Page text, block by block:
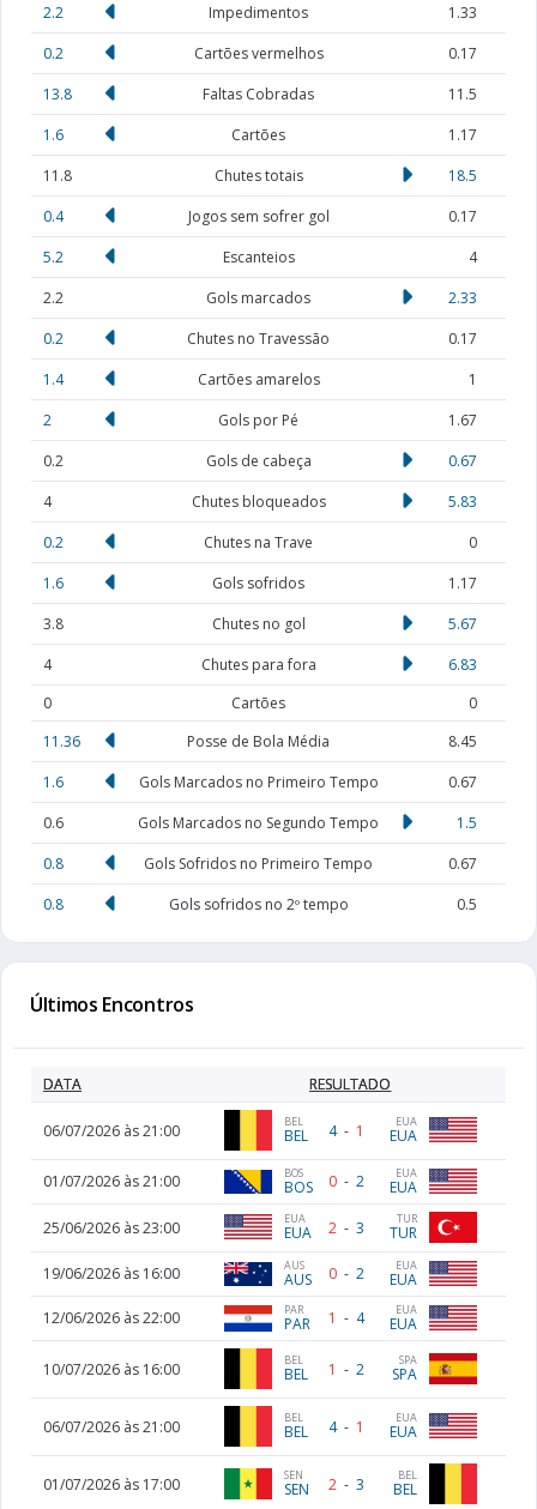
2.2
Impedimentos
1.33
0.2
Cartões vermelhos
0.17
13.8
Faltas Cobradas
11.5
1.6
Cartões
1.17
11.8
Chutes totais
18.5
0.4
Jogos sem sofrer gol
0.17
5.2
Escanteios
4
2.2
Gols marcados
2.33
0.2
Chutes no Travessão
0.17
1.4
Cartões amarelos
1
2
Gols por Pé
1.67
0.2
Gols de cabeça
0.67
4
Chutes bloqueados
5.83
0.2
Chutes na Trave
0
1.6
Gols sofridos
1.17
3.8
Chutes no gol
5.67
4
Chutes para fora
6.83
0
Cartões
0
11.36
Posse de Bola Média
8.45
1.6
Gols Marcados no Primeiro Tempo
0.67
0.6
Gols Marcados no Segundo Tempo
1.5
0.8
Gols Sofridos no Primeiro Tempo
0.67
0.8
Gols sofridos no 2º tempo 0.5
Últimos Encontros
DATA RESULTADO
06/07/2026 às 21:00 BEL
BEL 4 - 1 EUA
EUA
01/07/2026 às 21:00 BOS
BOS 0 - 2 EUA
EUA
25/06/2026 às 23:00
EUA
EUA 2 - 3 TUR
TUR
19/06/2026 às 16:00
AUS
AUS 0 - 2 EUA
EUA
12/06/2026 às 22:00
PAR
PAR 1 - 4 EUA
EUA
10/07/2026 às 16:00 BEL
BEL 1 - 2 SPA
SPA
06/07/2026 às 21:00 BEL
BEL 4 - 1 EUA
EUA
01/07/2026 às 17:00 SEN
SEN 2 - 3 BEL
BEL